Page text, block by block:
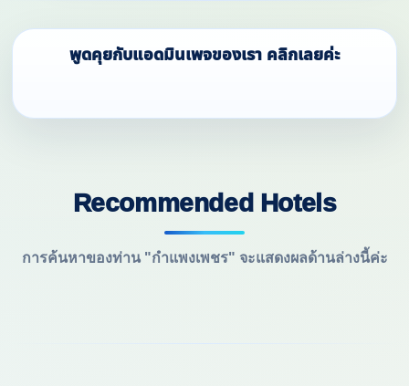
พูดคุยกับแอดมินเพจของเรา คลิกเลยค่ะ
Recommended Hotels
การค้นหาของท่าน "กำแพงเพชร" จะแสดงผลด้านล่างนี้ค่ะ